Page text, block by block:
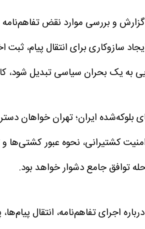
و بررسی موارد نقض تفاهم‌نامه
سازوکاری برای انتقال پیام، ثبت
به یک بحران سیاسی تبدیل شود،
بلوکه‌شده ایران؛ تهران خواهان
کشتیرانی، نحوه عبور کشتی‌ها و
توافق جامع دشوار خواهد بود.
اجرای تفاهم‌نامه، انتقال پیام‌ها،